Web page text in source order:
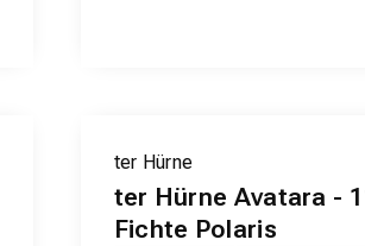
ter Hürne
ter Hürne Avatara -
Fichte Polaris